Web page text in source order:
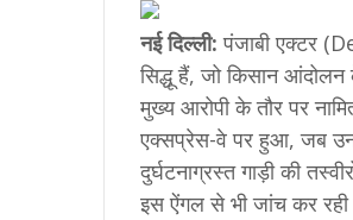
नई दिल्ली: पंजाबी एक्टर
सिद्धू हैं, जो किसान
मुख्य आरोपी के तौर पर
एक्सप्रेस-वे पर हुआ, जब
दुर्घटनाग्रस्त गाड़ी की
इस ऐंगल से भी जांच कर रही